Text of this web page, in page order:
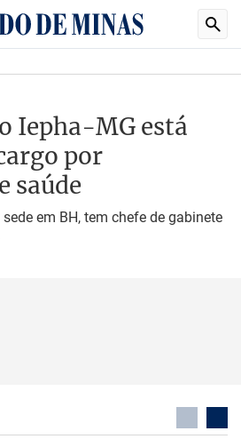
Iepha-MG está
por
saúde
em BH, tem chefe de gabinete